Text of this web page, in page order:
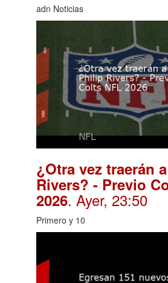
adn Noticias
¿Otra vez traerán
Rivers? - Previo
2026. Ayer, 23:50
Primero y 10